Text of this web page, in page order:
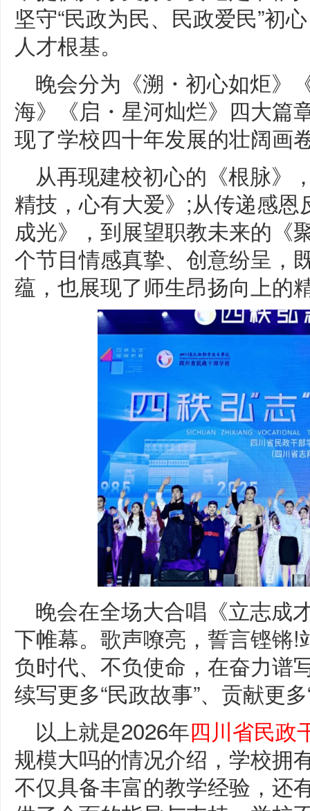
坚守“民政为民、民政爱民”初
人才根基。
晚会分为《溯・初心如炬》
海》《启・星河灿烂》四大篇
现了学校四十年发展的壮阔画
从再现建校初心的《根脉》
精技，心有大爱》;从传递感
成光》，到展望职教未来的
个节目情感真挚、创意纷呈，
蕴，也展现了师生昂扬向上的
晚会在全场大合唱《立志成
下帷幕。歌声嘹亮，誓言铿锵
负时代、不负使命，在奋力谱
续写更多“民政故事”、贡献更
以上就是2026年四川省民政
规模大吗的情况介绍，学校拥
不仅具备丰富的教学经验，还